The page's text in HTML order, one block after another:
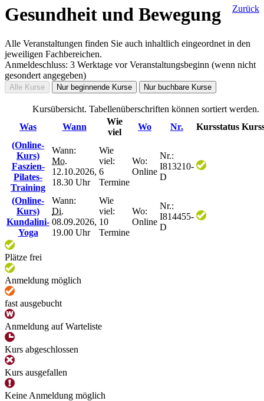
Zurück
Gesundheit und Bewegung
Alle Veranstaltungen finden Sie auch inhaltlich eingeordnet in den
jeweiligen Fachbereichen.
Anmeldeschluss: 3 Werktage vor Veranstaltungsbeginn (wenn nicht
gesondert angegeben)
Alle Kurse Nur beginnende Kurse Nur buchbare Kurse
Kursübersicht. Tabellenüberschriften können sortiert werden.
Was
Wann
Wie
viel
Wo Nr. Kursstatus
(Online-
Kurs)
Faszien-
Pilates-
Training
Wann:
Mo.
12.10.2026,
18.30 Uhr
Wie
viel:
6
Termine
Wo:
Online
Nr.:
I813210-
D
(Online-
Kurs)
Kundalini-
Yoga
Wann:
Di.
08.09.2026,
19.00 Uhr
Wie
viel:
10
Termine
Wo:
Online
Nr.:
I814455-
D
Plätze frei
Anmeldung möglich
fast ausgebucht
Anmeldung auf Warteliste
Kurs abgeschlossen
Kurs ausgefallen
Keine Anmeldung möglich